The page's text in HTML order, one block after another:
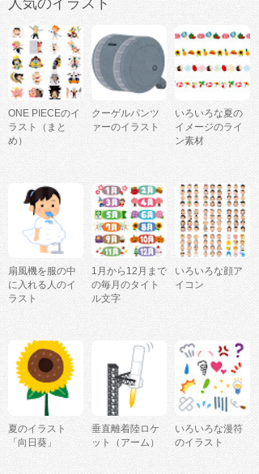
人気のイラスト
ONE PIECEのイ
ラスト（まと
め）
クーゲルパンツ
ァーのイラスト
いろいろな夏の
イメージのライ
ン素材
扇風機を服の中
に入れる人のイ
ラスト
1月から12月まで
の毎月のタイト
ル文字
いろいろな顔ア
イコン
夏のイラスト
「向日葵」
垂直離着陸ロケ
ット（アーム）
いろいろな漫符
のイラスト